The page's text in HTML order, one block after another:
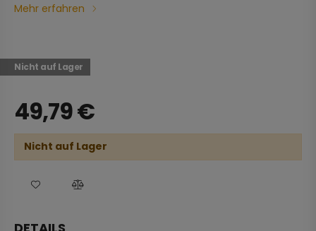
Mehr erfahren
Nicht auf Lager
49,79€
Nicht auf Lager